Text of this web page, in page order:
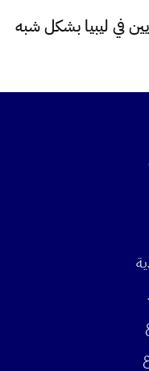
في ليبيا بشكل شبه